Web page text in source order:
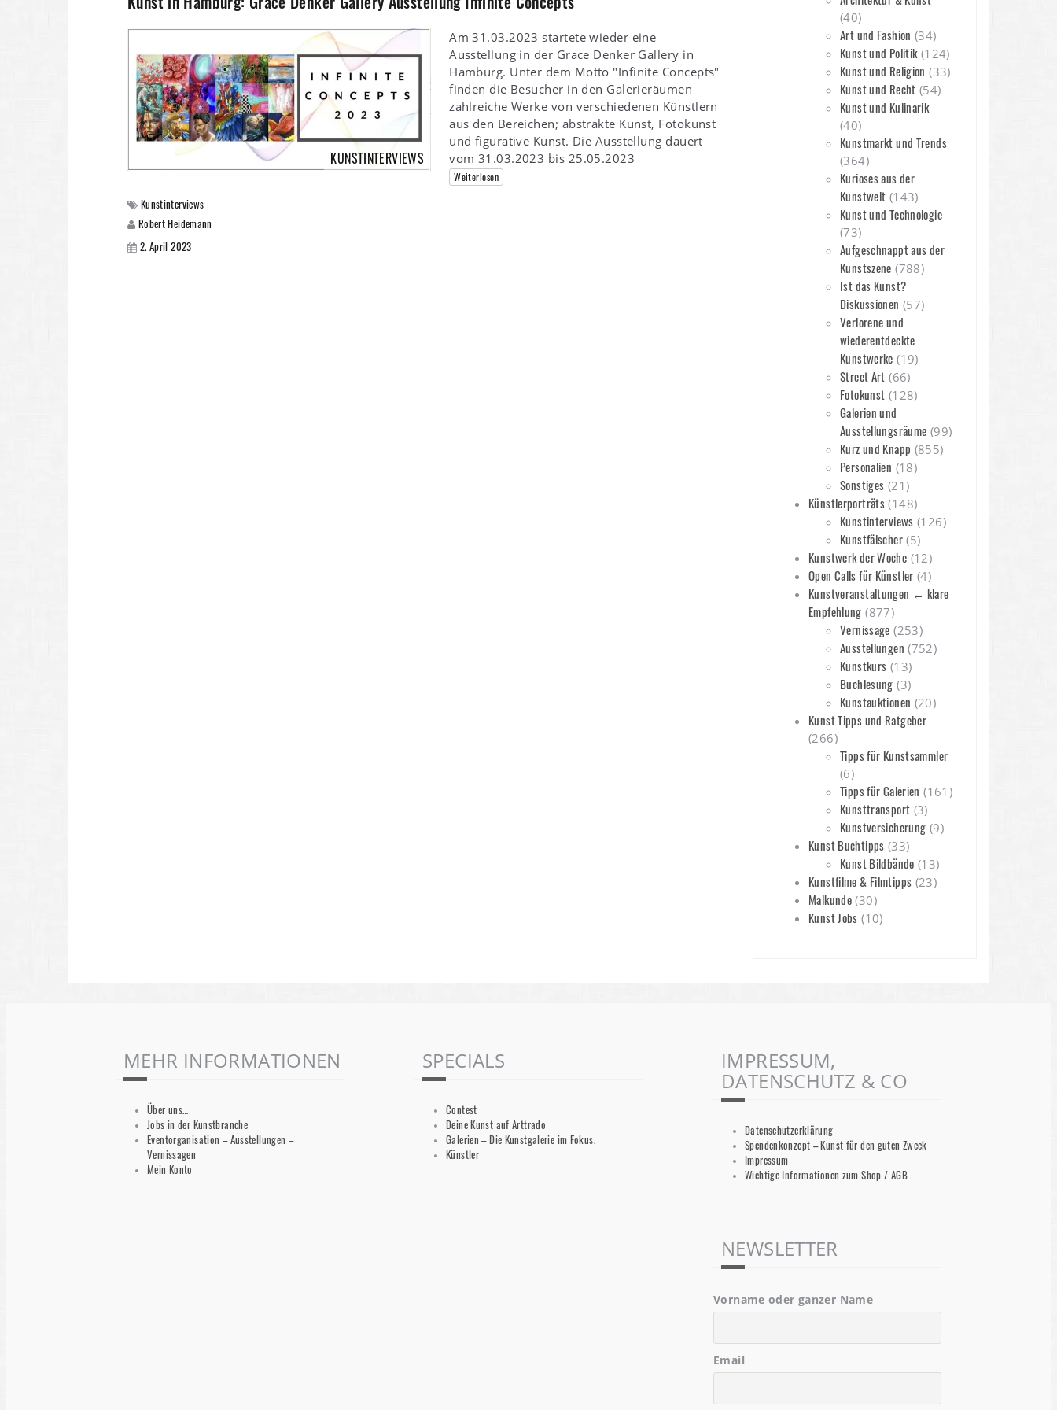
KUNSTINTERVIEWS
Am 31.03.2023 startete wieder eine
Ausstellung in der Grace Denker Gallery in
Hamburg. Unter dem Motto "Infinite Concepts"
finden die Besucher in den Galerieräumen
zahlreiche Werke von verschiedenen Künstlern
aus den Bereichen; abstrakte Kunst, Fotokunst
und figurative Kunst. Die Ausstellung dauert
vom 31.03.2023 bis 25.05.2023
Weiterlesen
Kunstinterviews
Robert Heidemann
2. April 2023
(40)
Art und Fashion (34)
Kunst und Politik(124)
Kunst und Religion (33)
Kunst und Recht (54)
Kunst und Kulinarik
(40)
Kunstmarkt und Trends
(364)
Kurioses aus der
Kunstwelt (143)
Kunst und Technologie
(73)
Aufgeschnappt aus der
Kunstszene (788)
Ist das Kunst?
Diskussionen (57)
Verlorene und
wiederentdeckte
Kunstwerke (19)
Street Art (66)
Fotokunst (128)
Galerien und
Ausstellungsräume (99)
Kurz und Knapp (855)
Personalien (18)
Sonstiges (21)
Künstlerporträts (148)
Kunstinterviews (126)
Kunstfälscher(5)
Kunstwerk der Woche (12)
Open Calls für Künstler (4)
Kunstveranstaltungen ← klare
Empfehlung (877)
Vernissage (253)
Ausstellungen (752)
Kunstkurs (13)
Buchlesung (3)
Kunstauktionen (20)
Kunst Tipps und Ratgeber
(266)
Tipps für Kunstsammler
(6)
Tipps für Galerien (161)
Kunsttransport (3)
Kunstversicherung (9)
Kunst Buchtipps (33)
Kunst Bildbände (13)
Kunstfilme & Filmtipps (23)
Malkunde (30)
Kunst Jobs (10)
MEHR INFORMATIONEN
Über uns…
Jobs in der Kunstbranche
Eventorganisation – Ausstellungen –
Vernissagen
Mein Konto
SPECIALS
Contest
Deine Kunst auf Arttrado
Galerien – Die Kunstgalerie im Fokus.
Künstler
IMPRESSUM,
DATENSCHUTZ & CO
Datenschutzerklärung
Spendenkonzept – Kunst für den guten Zweck
Impressum
Wichtige Informationen zum Shop / AGB
NEWSLETTER
Vorname oder ganzer Name
Email